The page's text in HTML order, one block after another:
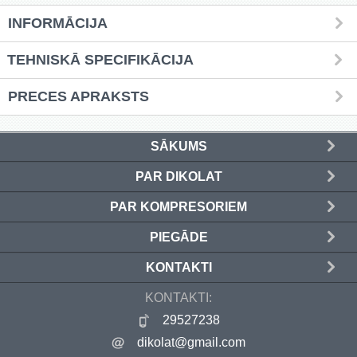
INFORMĀCIJA
TEHNISKĀ SPECIFIKĀCIJA
PRECES APRAKSTS
SĀKUMS
PAR DIKOLAT
PAR KOMPRESORIEM
PIEGĀDE
KONTAKTI
KONTAKTI:
29527238
dikolat@gmail.com